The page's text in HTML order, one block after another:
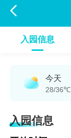

入园信息
今天
28/36℃
入园信息